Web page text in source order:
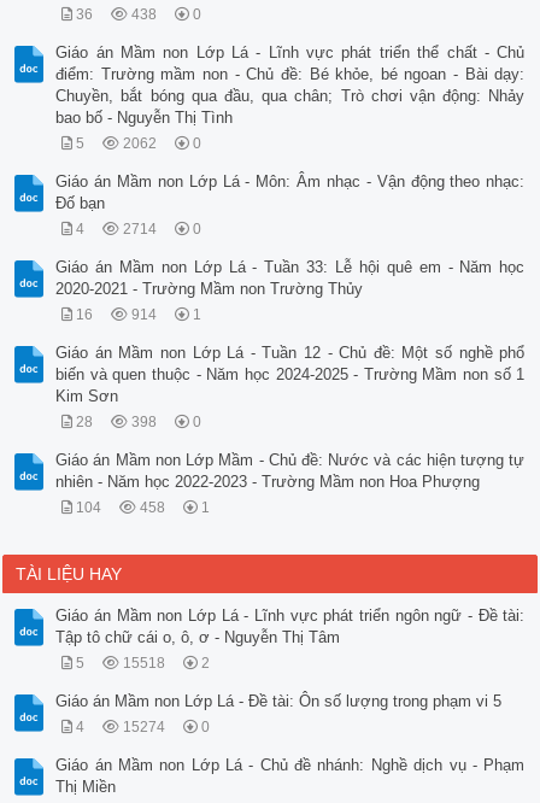
36 438 0
Giáo án Mầm non Lớp Lá - Lĩnh vực phát triển thể chất - Chủ
điểm: Trường mầm non - Chủ đề: Bé khỏe, bé ngoan - Bài dạy:
Chuyền, bắt bóng qua đầu, qua chân; Trò chơi vận động: Nhảy
bao bố - Nguyễn Thị Tình
5 2062 0
Giáo án Mầm non Lớp Lá - Môn: Âm nhạc - Vận động theo nhạc:
Đố bạn
4 2714 0
Giáo án Mầm non Lớp Lá - Tuần 33: Lễ hội quê em - Năm học
2020-2021 - Trường Mầm non Trường Thủy
16 914 1
Giáo án Mầm non Lớp Lá - Tuần 12 - Chủ đề: Một số nghề phổ
biến và quen thuộc - Năm học 2024-2025 - Trường Mầm non số 1
Kim Sơn
28 398 0
Giáo án Mầm non Lớp Mầm - Chủ đề: Nước và các hiện tượng tự
nhiên - Năm học 2022-2023 - Trường Mầm non Hoa Phượng
104 458 1
TÀI LIỆU HAY
Giáo án Mầm non Lớp Lá - Lĩnh vực phát triển ngôn ngữ - Đề tài:
Tập tô chữ cái o, ô, ơ - Nguyễn Thị Tâm
5 15518 2
Giáo án Mầm non Lớp Lá - Đề tài: Ôn số lượng trong phạm vi 5
4 15274 0
Giáo án Mầm non Lớp Lá - Chủ đề nhánh: Nghề dịch vụ - Phạm
Thị Miền